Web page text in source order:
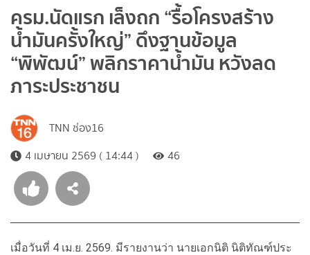
ครม.นัดแรก เล็งถก “รื้อโครงสร้าง
น้ำมันครั้งใหญ่” ดึงฐานข้อมูล
“พิพัฒน์” พลิกราคาน้ำมัน หวังลด
ภาระประชาชน
TNN ช่อง16
4 เมษายน 2569 ( 14:44 )
46
เมื่อวันที่ 4 เม.ย. 2569. มีรายงานว่า นายเอกนิติ นิติทัณฑ์ประ